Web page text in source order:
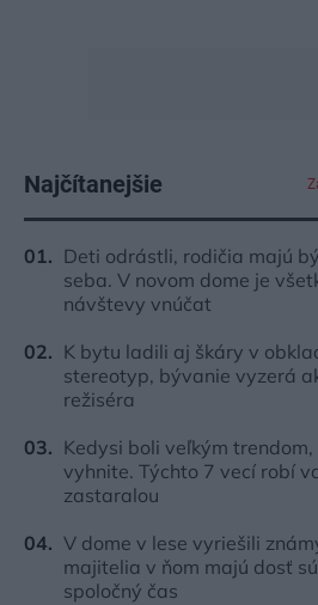
Najčítanejšie
Deti odrástli, rodičia majú
seba. V novom dome je
návštevy vnúčat
K bytu ladili aj škáry v
stereotyp, bývanie vyzerá
režiséra
Kedysi boli veľkým
vyhnite. Týchto 7 vecí robí
zastaralou
V dome v lese vyriešili
majitelia v ňom majú dosť
spoločný čas